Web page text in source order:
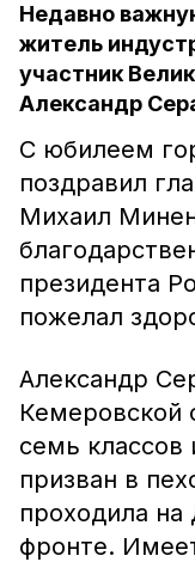
Недавно
житель
участник
Александр
С юбилеем
поздравил
Михаил
президента
пожелал
Александр
Кемеровской
семь классов
призван в
проходила
фронте.